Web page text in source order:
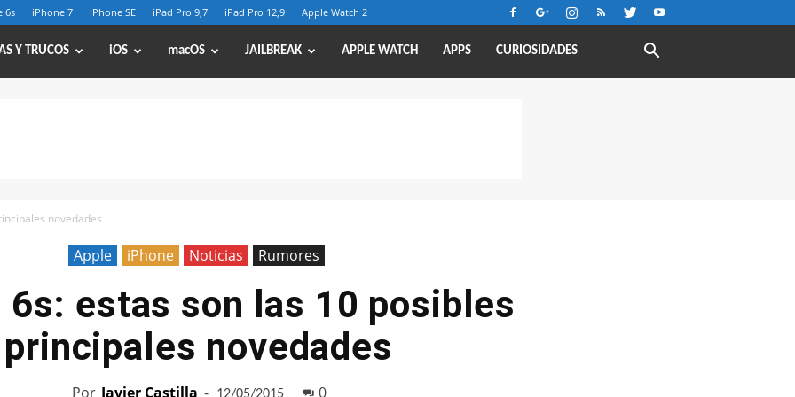
6s iPhone 7 iPhone SE iPad Pro 9,7 iPad Pro 12,9 Apple Watch 2
Y TRUCOS iOS macOS JAILBREAK APPLE WATCH APPS CURIOSIDADES
novedades
Apple iPhone Noticias Rumores
6s: estas son las 10 posibles
principales novedades
Por Javier Castilla - 0